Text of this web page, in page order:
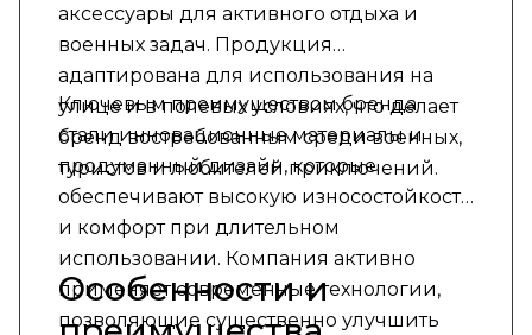
аксессуары для активного отдыха и
военных задач. Продукция
адаптирована для использования на
улице и в полевых условиях, что делает
бренд востребованным среди военных,
туристов и любителей приключений.
Ключевым преимуществом бренда
стали инновационные материалы и
продуманный дизайн, которые
обеспечивают высокую износостойкость
и комфорт при длительном
использовании. Компания активно
применяет современные технологии,
позволяющие существенно улучшить
Особенности и